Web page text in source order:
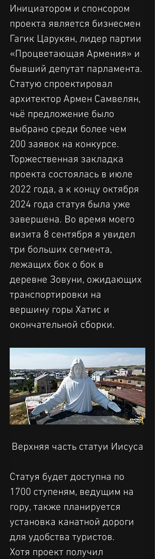
Инициатором и спонсором
проекта является бизнесмен
Гагик Царукян, лидер партии
«Процветающая Армения» и
бывший депутат парламента.
Статую спроектировал
архитектор Армен Самвелян,
чьё предложение было
выбрано среди более чем
200 заявок на конкурсе.
Торжественная закладка
проекта состоялась в июле
2022 года, а к концу октября
2024 года статуя была уже
завершена. Во время моего
визита 8 сентября я увидел
три больших сегмента,
лежащих бок о бок в
деревне Зовуни, ожидающих
транспортировки на
вершину горы Хатис и
окончательной сборки.
Верхняя часть статуи Иисуса
Статуя будет доступна по
1700 ступеням, ведущим на
гору, также планируется
установка канатной дороги
для удобства туристов.
Хотя проект получил